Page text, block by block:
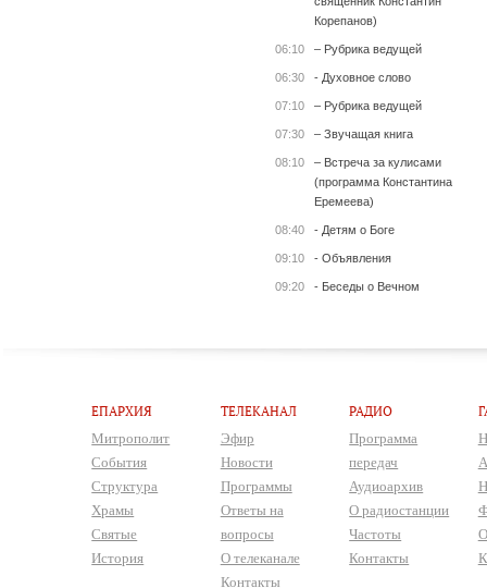
Корепанов)
06:10 – Рубрика ведущей
06:30 - Духовное слово
07:10 – Рубрика ведущей
07:30 – Звучащая книга
08:10
– Встреча за кулисами
(программа Константина
Еремеева)
08:40 - Детям о Боге
09:10 - Объявления
09:20 - Беседы о Вечном
ЕПАРХИЯ
Митрополит
События
Структура
Храмы
Святые
История
ТЕЛЕКАНАЛ
Эфир
Новости
Программы
Ответы на
вопросы
О телеканале
Контакты
РАДИО
Программа
передач
Аудиоархив
О радиостанции
Частоты
Контакты